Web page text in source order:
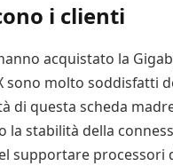
i clienti
acquistato la
sono molto soddisfatti
di questa scheda
la stabilità della
supportare processori